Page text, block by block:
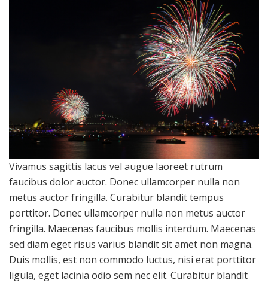
Vivamus sagittis lacus vel augue laoreet rutrum
faucibus dolor auctor. Donec ullamcorper nulla non
metus auctor fringilla. Curabitur blandit tempus
porttitor. Donec ullamcorper nulla non metus auctor
fringilla. Maecenas faucibus mollis interdum. Maecenas
sed diam eget risus varius blandit sit amet non magna.
Duis mollis, est non commodo luctus, nisi erat porttitor
ligula, eget lacinia odio sem nec elit. Curabitur blandit